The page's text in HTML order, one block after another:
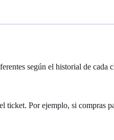
según el historial de cada
ticket. Por ejemplo, si compras